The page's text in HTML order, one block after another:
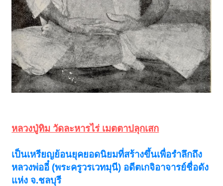
หลวงปู่ทิม วัดละหารไร่ เมตตาปลุกเสก
เป็นเหรียญย้อนยุคยอดนิยมที่สร้างขึ้นเพื่อรำลึกถึง
หลวงพ่ออี๋ (พระครูวรเวทมุนี) อดีตเกจิอาจารย์ชื่อดัง
แห่ง จ.ชลบุรี